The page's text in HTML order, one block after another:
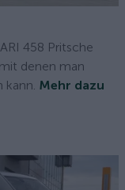
458 Pritsche
denen man
kann. Mehr dazu